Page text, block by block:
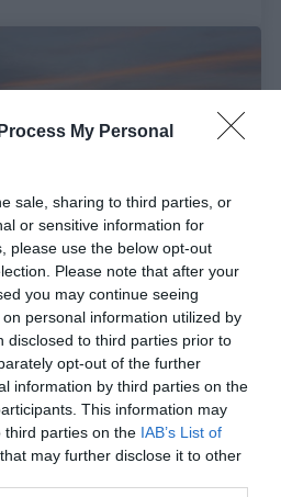
My Personal
sale, sharing to third parties, or
or sensitive information for
please use the below opt-out
Please note that after your
you may continue seeing
personal information utilized by
disclosed to third parties prior to
opt-out of the further
information by third parties on the
This information may
third parties on the IAB’s List of
that may further disclose it to other
Όσκαρ και οι πιο
στο πρώτο μισό του 2021